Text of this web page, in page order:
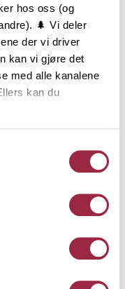
hos oss (og
🌲 Vi deler
der vi driver
kan vi gjøre det
med alle kanalene
kan du